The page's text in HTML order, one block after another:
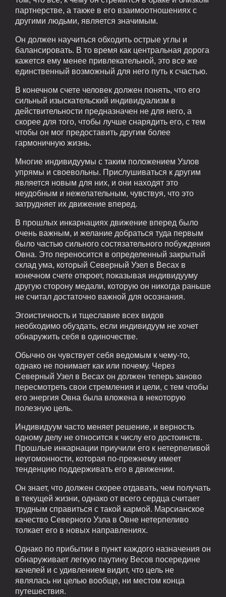
партнерстве, а также в его взаимоотношениях с
другими людьми, является значимым.
Он должен научиться обходить острые углы и
балансировать. В то время как центральная дорога
кажется ему менее привлекательной, это все же
единственный возможный для него путь к счастью.
В конечном счете человек должен понять, что его
сильный изыскательский индивидуализм в
действительности предназначен не для него, а
скорее для того, чтобы лучше снарядить его, с тем
чтобы он мог предоставить другим более
гармоничную жизнь.
Многие индивидуумы с таким положением Узлов
упрямы и своевольны. Прислушиваться к другим
является новым для них, и они находят это
неудобным и нежелательным, чувствуя, что это
затрудняет их движение вперед.
В прошлых инкарнациях движение вперед было
очень важным, и желание добраться туда первым
было частью сильного состязательного побуждения
Овна. Это переносится в определенный закрытый
склад ума, который Северный Узел в Весах в
конечном счете откроет, показывая индивидууму
другую сторону медали, которую он никогда раньше
не считал достаточно важной для осознания.
Эгоистичность и тщеславие всех видов
необходимо обуздать, если индивидуум не хочет
обнаружить себя в одиночестве.
Обычно он чувствует себя ведомым к чему-то,
однако не понимает как или почему. Через
Северный Узел в Весах он должен теперь заново
пересмотреть свои стремления и цели, с тем чтобы
его энергия Овна была вложена в некоторую
полезную цель.
Индивидуум часто меняет решение, и верность
одному делу не относится к числу его достоинств.
Прошлые инкарнации приучили его к нетерпеливой
неугомонности, которая по-прежнему имеет
тенденцию поддерживать его в движении.
Он знает, что должен скорее отдавать, чем получать
в текущей жизни, однако от всего сердца считает
трудным справиться с такой кармой. Марсианское
качество Северного Узла в Овне нетерпеливо
толкает его в новых направлениях.
Однако по прибытии в пункт каждого назначения он
обнаруживает легкую паутину Весов посередине
качелей и с удивлением видит, что цель не
являлась ни целью вообще, ни местом конца
путешествия.